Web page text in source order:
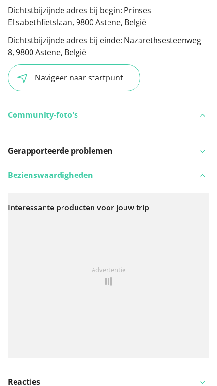
Dichtstbijzijnde adres bij begin: Prinses
Elisabethfietslaan, 9800 Astene, België
Dichtstbijzijnde adres bij einde: Nazarethsesteenweg
8, 9800 Astene, België
Navigeer naar startpunt
Community-foto's
Gerapporteerde problemen
Bekijk op kaart
Bezienswaardigheden
Interessante producten voor jouw trip
Advertentie
Reacties